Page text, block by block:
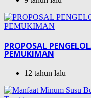
PROPOSAL
PEMUKIMAN
12 tahun lalu